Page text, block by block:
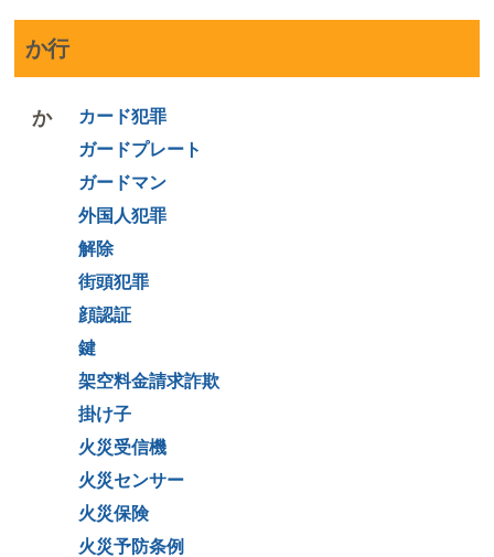
か行
か
カード犯罪
ガードプレート
ガードマン
外国人犯罪
解除
街頭犯罪
顔認証
鍵
架空料金請求詐欺
掛け子
火災受信機
火災センサー
火災保険
火災予防条例